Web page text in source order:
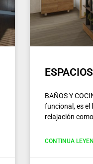
BAÑOS Y
funcional, es el
relajación
CONTINUA